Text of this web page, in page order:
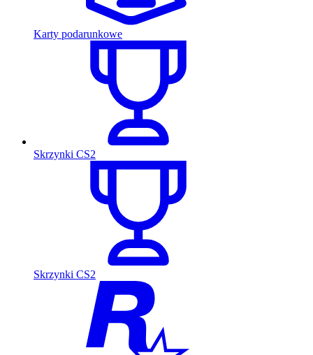
Karty podarunkowe
Skrzynki CS2
Skrzynki CS2